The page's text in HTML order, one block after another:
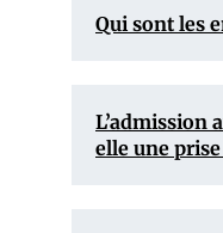
Qui sont les
L’admission
elle une